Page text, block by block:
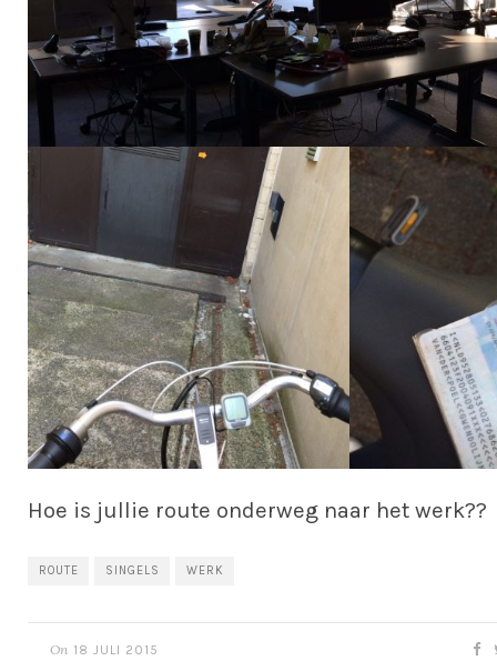
Hoe is jullie route onderweg naar het werk??
ROUTE SINGELS WERK
On 18 JULI 2015